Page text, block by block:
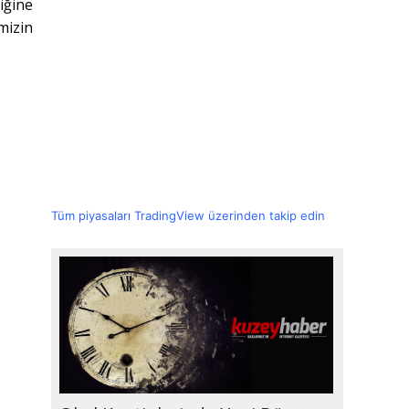
Tüm piyasaları TradingView üzerinden takip edin